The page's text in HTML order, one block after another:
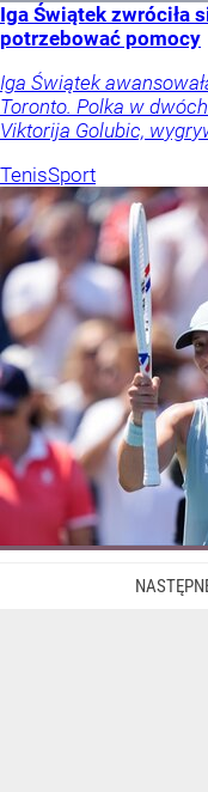
Iga Świątek zwróciła
potrzebować pomocy
Iga Świątek
Toronto. Polka w
Viktorija Golubic,
TenisSport